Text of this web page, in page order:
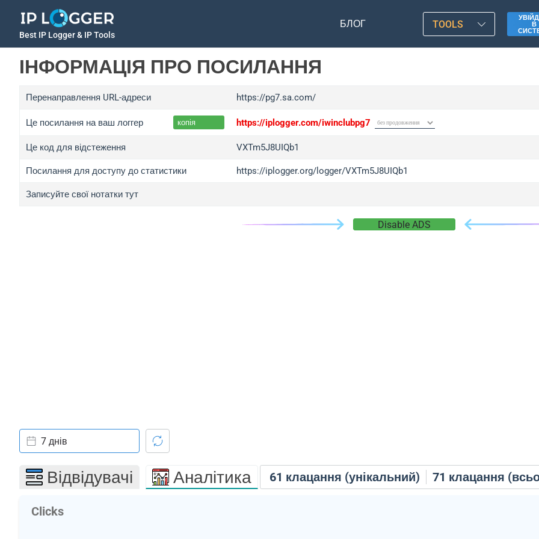
Best IP Logger & IP Tools
БЛОГ TOOLS
В
ІНФОРМАЦІЯ ПРО ПОСИЛАННЯ
Перенаправлення URL-адреси https://pg7.sa.com/
Це посилання на ваш логгер копія https://iplogger.com/iwinclubpg7
Це код для відстеження VXTm5J8UIQb1
Посилання для доступу до статистики https://iplogger.org/logger/VXTm5J8UIQb1
Записуйте свої нотатки тут
Disable ADS
61 клацання (унікальний) 71 клацання
7 днів
Відвідувачі Аналітика
Clicks